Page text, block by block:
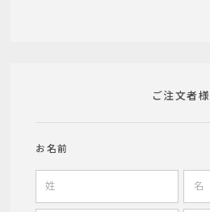
ご注文者様
お名前